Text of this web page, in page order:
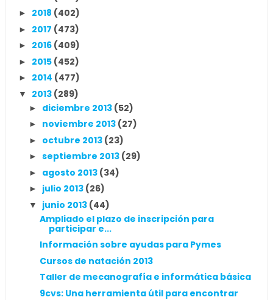
► 2018 (402)
► 2017 (473)
► 2016 (409)
► 2015 (452)
► 2014 (477)
▼ 2013 (289)
► diciembre 2013 (52)
► noviembre 2013 (27)
► octubre 2013 (23)
► septiembre 2013 (29)
► agosto 2013 (34)
► julio 2013 (26)
▼ junio 2013 (44)
Ampliado el plazo de inscripción para
participar e...
Información sobre ayudas para Pymes
Cursos de natación 2013
Taller de mecanografía e informática básica
9cvs: Una herramienta útil para encontrar